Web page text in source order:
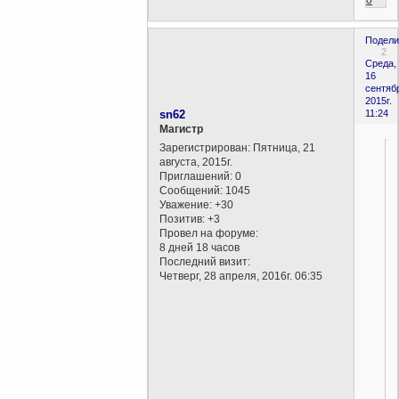
2
Среда,
16
2015г.
11:24
sn62
Магистр
Зарегистрирован: Пятница, 21
августа, 2015г.
Приглашений: 0
Сообщений: 1045
Уважение: +30
Позитив: +3
Провел на форуме:
8 дней 18 часов
Последний визит:
Четверг, 28 апреля, 2016г. 06:35